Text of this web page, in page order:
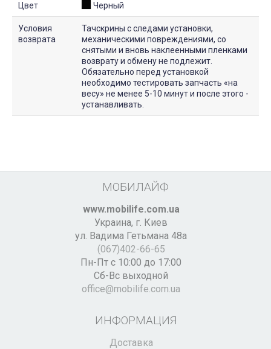
Цвет Черный
Условия
возврата
Тачскрины с следами установки,
механическими повреждениями, со
снятыми и вновь наклеенными пленками
возврату и обмену не подлежит.
Обязательно перед установкой
необходимо тестировать запчасть «на
весу» не менее 5-10 минут и после этого -
устанавливать.
МОБИЛАЙФ
www.mobilife.com.ua
Украина, г. Киев
ул. Вадима Гетьмана 48а
(067)402-66-65
Пн-Пт с 10:00 до 17:00
Сб-Вс выходной
office@mobilife.com.ua
ИНФОРМАЦИЯ
Доставка